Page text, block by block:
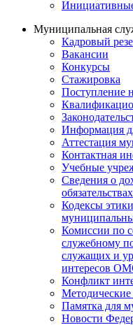
Муниципальная
Кадровый
Вакансии
Конкурсы
Стажировка
Поступление
Информация
Аттестация
Контактная
Учебные
Сведения о
Кодексы
Комиссии по
служебному
служащих и
интересов
Конфликт
Памятка для
Новости